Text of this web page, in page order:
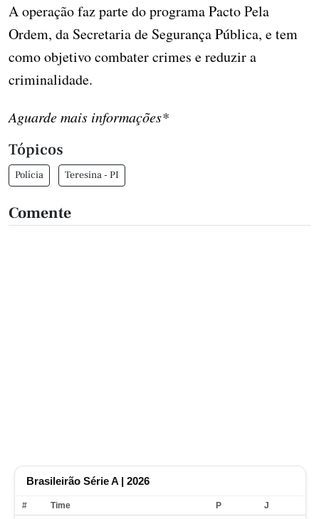
A operação faz parte do programa Pacto Pela
Ordem, da Secretaria de Segurança Pública, e tem
como objetivo combater crimes e reduzir a
criminalidade.
Aguarde mais informações*
Tópicos
Polícia Teresina - PI
Comente